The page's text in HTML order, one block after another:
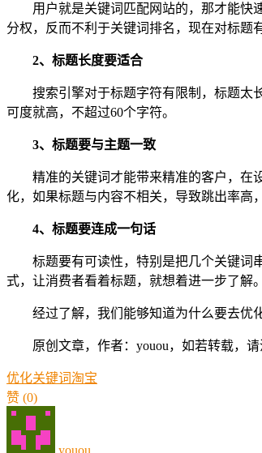
用户就是关键词匹配网站的，那才能快
分权，反而不利于关键词排名，现在对标题
2、标题长度要适合
搜索引擎对于标题字符有限制，标题太
可度就高，不超过60个字符。
3、标题要与主题一致
精准的关键词才能带来精准的客户，在
化，如果标题与内容不相关，导致跳出率高
4、标题要连成一句话
标题要有可读性，特别是把几个关键词
式，让消费者看着标题，就想着进一步了解。
经过了解，我们能够知道为什么要去优
原创文章，作者：youou，如若转载，请
优化关键词淘宝
赞 (0)
youou